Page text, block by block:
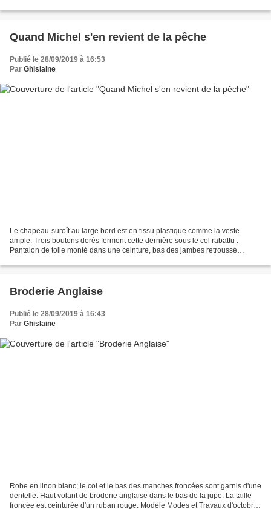
Quand Michel s'en revient de la pêche
Publié le 28/09/2019 à 16:53
Par Ghislaine
Le chapeau-suroît au large bord est en tissu plastique comme la veste
ample. Trois boutons dorés ferment cette dernière sous le col rabattu .
Pantalon de toile monté dans une ceinture, bas des jambes retroussé
Broderie Anglaise
Publié le 28/09/2019 à 16:43
Par Ghislaine
Robe en linon blanc; le col et le bas des manches froncées sont garnis d'une
dentelle. Haut volant de broderie anglaise dans le bas de la jupe. La taille
froncée est ceinturée d'un ruban rouge. Modèle Modes et Travaux d'octobre